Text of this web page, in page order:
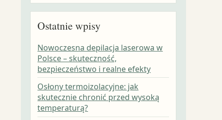
Ostatnie wpisy
Nowoczesna depilacja laserowa w
Polsce – skuteczność,
bezpieczeństwo i realne efekty
Osłony termoizolacyjne: jak
skutecznie chronić przed wysoką
temperaturą?